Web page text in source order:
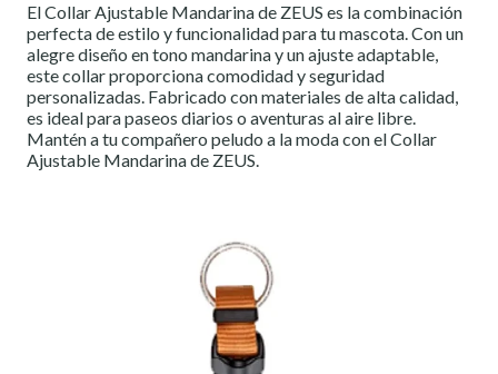
El Collar Ajustable Mandarina de ZEUS es la combinación
perfecta de estilo y funcionalidad para tu mascota. Con un
alegre diseño en tono mandarina y un ajuste adaptable,
este collar proporciona comodidad y seguridad
personalizadas. Fabricado con materiales de alta calidad,
es ideal para paseos diarios o aventuras al aire libre.
Mantén a tu compañero peludo a la moda con el Collar
Ajustable Mandarina de ZEUS.